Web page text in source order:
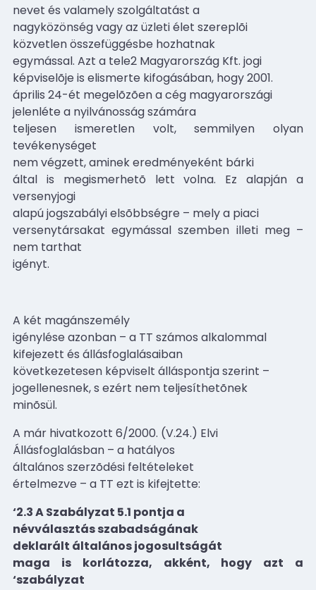
nevet és valamely szolgáltatást a
nagyközönség vagy az üzleti élet szereplõi
közvetlen összefüggésbe hozhatnak
egymással. Azt a tele2 Magyarország Kft. jogi
képviselõje is elismerte kifogásában, hogy 2001.
április 24-ét megelõzõen a cég magyarországi
jelenléte a nyilvánosság számára
teljesen ismeretlen volt, semmilyen olyan
tevékenységet
nem végzett, aminek eredményeként bárki
által is megismerhetõ lett volna. Ez alapján a
versenyjogi
alapú jogszabályi elsõbbségre – mely a piaci
versenytársakat egymással szemben illeti meg –
nem tarthat
igényt.
A két magánszemély
igénylése azonban – a TT számos alkalommal
kifejezett és állásfoglalásaiban
következetesen képviselt álláspontja szerint –
jogellenesnek, s ezért nem teljesíthetõnek
minõsül.
A már hivatkozott 6/2000. (V.24.) Elvi
Állásfoglalásban – a hatályos
általános szerzõdési feltételeket
értelmezve – a TT ezt is kifejtette:
‘2.3 A Szabályzat 5.1 pontja a
névválasztás szabadságának
deklarált általános jogosultságát
maga is korlátozza, akként, hogy azt a
‘szabályzat